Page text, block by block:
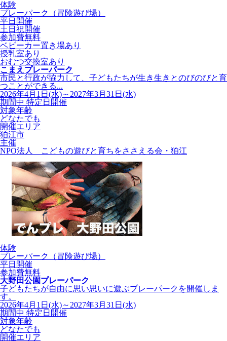
体験
プレーパーク（冒険遊び場）
平日開催
土日祝開催
参加費無料
ベビーカー置き場あり
授乳室あり
おむつ交換室あり
こまえプレーパーク
市民と行政が協力して、子どもたちが生き生きとのびのびと育
つことができる...
2026年4月1日(水)～2027年3月31日(水)
期間中 特定日開催
対象年齢
どなたでも
開催エリア
狛江市
主催
NPO法人 こどもの遊びと育ちをささえる会・狛江
体験
プレーパーク（冒険遊び場）
平日開催
参加費無料
大野田公園プレーパーク
子どもたちが自由に思い思いに遊ぶプレーパークを開催しま
す。
2026年4月1日(水)～2027年3月31日(水)
期間中 特定日開催
対象年齢
どなたでも
開催エリア